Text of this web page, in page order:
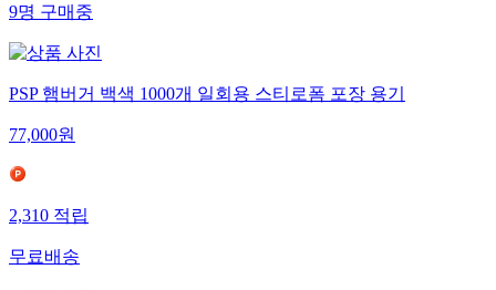
9명구매중
PSP 햄버거 백색 1000개 일회용 스티로폼 포장 용기
77,000원
2,310적립
무료배송